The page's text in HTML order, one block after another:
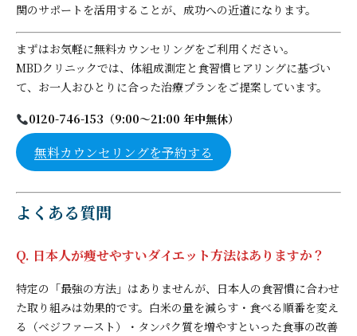
関のサポートを活用することが、成功への近道になります。
まずはお気軽に無料カウンセリングをご利用ください。
MBDクリニックでは、体組成測定と食習慣ヒアリングに基づい
て、お一人おひとりに合った治療プランをご提案しています。
0120-746-153（9:00〜21:00 年中無休）
無料カウンセリングを予約する
よくある質問
Q. 日本人が痩せやすいダイエット方法はありますか？
特定の「最強の方法」はありませんが、日本人の食習慣に合わせ
た取り組みは効果的です。白米の量を減らす・食べる順番を変え
る（ベジファースト）・タンパク質を増やすといった食事の改善